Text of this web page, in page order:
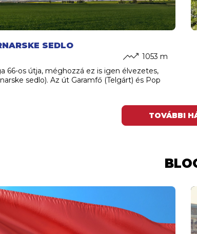
SEDLO
1053 m
66-os útja, méghozzá ez is igen élvezetes,
sedlo). Az út Garamfő (Telgárt) és Pop
TOVÁBBI